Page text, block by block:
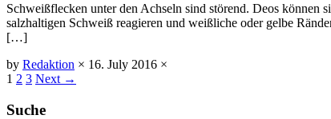
Schweißflecken unter den Achseln sind störend. Deos können
salzhaltigen Schweiß reagieren und weißliche oder gelbe
[…]
by Redaktion × 16. July 2016 ×
1 2 3 Next →
Suche